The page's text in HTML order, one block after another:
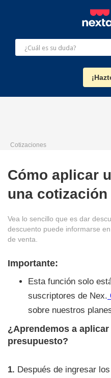
Cotizaciones
Cómo aplicar
una cotización
Vea lo sencillo que es dar
descuento puede informarse
de venta.
Importante:
Esta función solo
suscriptores de Nex.
sobre nuestros
‍¿Aprendemos a
presupuesto?
1. Después de ingresar